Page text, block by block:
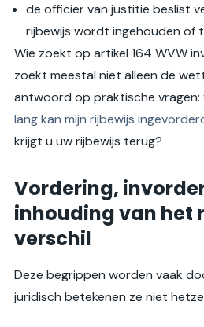
de officier van justitie beslist
rijbewijs wordt ingehouden of
Wie zoekt op artikel 164 WVW
zoekt meestal niet alleen de
antwoord op praktische vragen:
lang kan mijn rijbewijs
krijgt u uw rijbewijs terug?
Vordering,
inhouding van het
verschil
Deze begrippen worden vaak
juridisch betekenen ze niet